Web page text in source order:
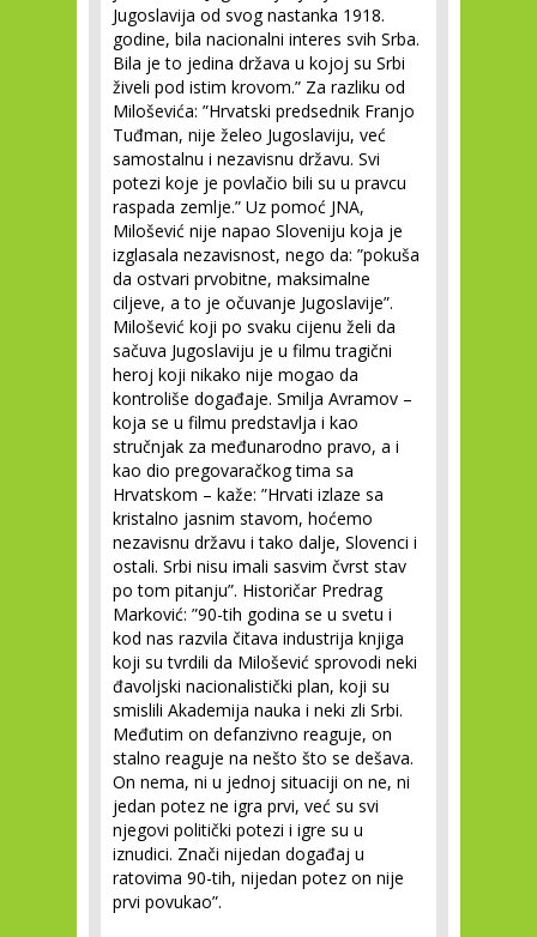
Jugoslavija od svog nastanka 1918.
godine, bila nacionalni interes svih Srba.
Bila je to jedina država u kojoj su Srbi
živeli pod istim krovom.” Za razliku od
Miloševića: ”Hrvatski predsednik Franjo
Tuđman, nije želeo Jugoslaviju, već
samostalnu i nezavisnu državu. Svi
potezi koje je povlačio bili su u pravcu
raspada zemlje.” Uz pomoć JNA,
Milošević nije napao Sloveniju koja je
izglasala nezavisnost, nego da: ”pokuša
da ostvari prvobitne, maksimalne
ciljeve, a to je očuvanje Jugoslavije”.
Milošević koji po svaku cijenu želi da
sačuva Jugoslaviju je u filmu tragični
heroj koji nikako nije mogao da
kontroliše događaje. Smilja Avramov –
koja se u filmu predstavlja i kao
stručnjak za međunarodno pravo, a i
kao dio pregovaračkog tima sa
Hrvatskom – kaže: ”Hrvati izlaze sa
kristalno jasnim stavom, hoćemo
nezavisnu državu i tako dalje, Slovenci i
ostali. Srbi nisu imali sasvim čvrst stav
po tom pitanju”. Historičar Predrag
Marković: ”90-tih godina se u svetu i
kod nas razvila čitava industrija knjiga
koji su tvrdili da Milošević sprovodi neki
đavoljski nacionalistički plan, koji su
smislili Akademija nauka i neki zli Srbi.
Međutim on defanzivno reaguje, on
stalno reaguje na nešto što se dešava.
On nema, ni u jednoj situaciji on ne, ni
jedan potez ne igra prvi, već su svi
njegovi politički potezi i igre su u
iznudici. Znači nijedan događaj u
ratovima 90-tih, nijedan potez on nije
prvi povukao”.